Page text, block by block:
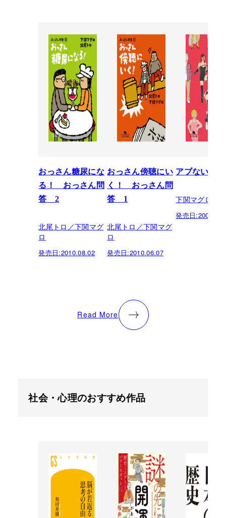
おっさん糖尿にな
る！ おっさん問
答 2
北尾トロ／下関マグ
ロ
発売日:2010.08.02
おっさん傍聴にい
く！ おっさん問
答 1
北尾トロ／下関マグ
ロ
発売日:2010.06.07
アブない人
下関マグロ
発売日:
Read More
社会・心理のおすすめ作品